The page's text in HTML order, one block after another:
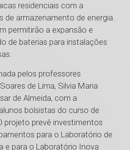
residenciais com a
de armazenamento de energia.
permitirão a expansão e
de baterias para instalações
pelos professores
de Lima, Silvia Maria
de Almeida, com a
bolsistas do curso de
projeto prevê investimentos
para o Laboratório de
e para o Laboratório Inova